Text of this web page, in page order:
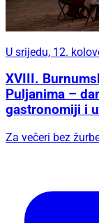
U srijedu, 12.
XVIII.
Puljanima –
gastronomiji i
Za večeri bez